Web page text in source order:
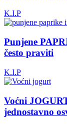
K.I.P
Punjene
često praviti
K.I.P
Voćni
jednostavno